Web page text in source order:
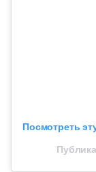
Посмотреть